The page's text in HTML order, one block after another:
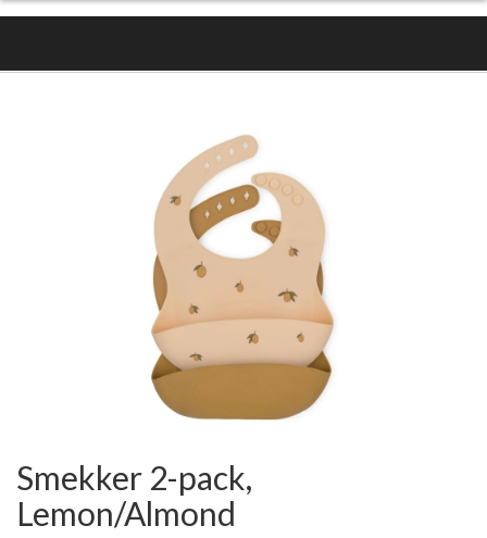
Smekker 2-pack,
Lemon/Almond